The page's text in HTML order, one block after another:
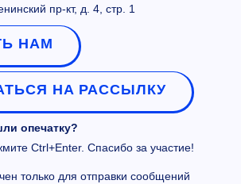
пр-кт, д. 4, стр. 1
НАМ
НА РАССЫЛКУ
опечатку?
Ctrl+Enter. Спасибо за участие!
только для отправки сообщений